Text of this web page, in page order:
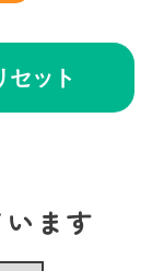
セット
ます